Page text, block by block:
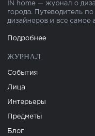
IN home — журнал о
города. Путеводитель
дизайнеров и все самое
Подробнее
ЖУРНАЛ
События
Лица
Интерьеры
Предметы
Блог